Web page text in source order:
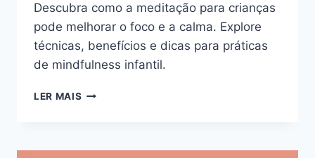
Descubra como a meditação para crianças
pode melhorar o foco e a calma. Explore
técnicas, benefícios e dicas para práticas
de mindfulness infantil.
LER MAIS GUIA
CRIANÇAS